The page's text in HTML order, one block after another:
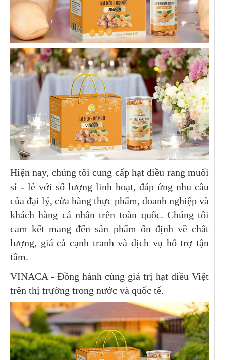
Hiện nay, chúng tôi cung cấp hạt điều rang muối
sỉ - lẻ với số lượng linh hoạt, đáp ứng nhu cầu
của đại lý, cửa hàng thực phẩm, doanh nghiệp và
khách hàng cá nhân trên toàn quốc. Chúng tôi
cam kết mang đến sản phẩm ổn định về chất
lượng, giá cả cạnh tranh và dịch vụ hỗ trợ tận
tâm.
VINACA - Đồng hành cùng giá trị hạt điều Việt
trên thị trường trong nước và quốc tế.